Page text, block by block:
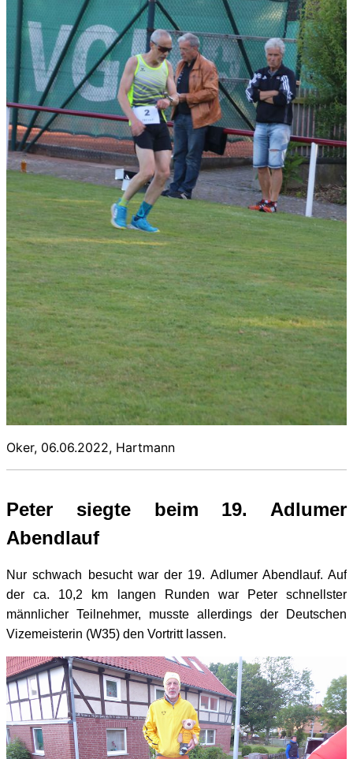
Oker, 06.06.2022, Hartmann
Peter siegte beim 19. Adlumer
Abendlauf
Nur schwach besucht war der 19. Adlumer Abendlauf. Auf
derca. 10,2 km langen Runden war Peter schnellster
männlicher Teilnehmer, musste allerdings der Deutschen
Vizemeisterin (W35) den Vortritt lassen.